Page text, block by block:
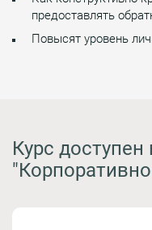
предоставлять
Повысят уровень
Курс